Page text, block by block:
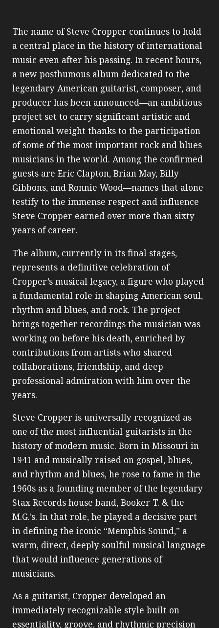
The name of Steve Cropper continues to hold
a central place in the history of international
music even after his passing. In recent hours,
a new posthumous album dedicated to the
legendary American guitarist, composer, and
producer has been announced—an ambitious
project set to carry significant artistic and
emotional weight thanks to the participation
of some of the most important rock and blues
musicians in the world. Among the confirmed
guests are Eric Clapton, Brian May, Billy
Gibbons, and Ronnie Wood—names that alone
testify to the immense respect and influence
Steve Cropper earned over more than sixty
years of career.
The album, currently in its final stages,
represents a definitive celebration of
Cropper’s musical legacy, a figure who played
a fundamental role in shaping American soul,
rhythm and blues, and rock. The project
brings together recordings the musician was
working on before his death, enriched by
contributions from artists who shared
collaborations, friendship, and deep
professional admiration with him over the
years.
Steve Cropper is universally recognized as
one of the most influential guitarists in the
history of modern music. Born in Missouri in
1941 and musically raised on gospel, blues,
and rhythm and blues, he rose to fame in the
1960s as a founding member of the legendary
Stax Records house band, Booker T. & the
M.G.’s. In that role, he played a decisive part
in defining the iconic “Memphis Sound,” a
warm, direct, deeply soulful musical language
that would influence generations of
musicians.
As a guitarist, Cropper developed an
immediately recognizable style built on
essentiality, groove, and rhythmic precision